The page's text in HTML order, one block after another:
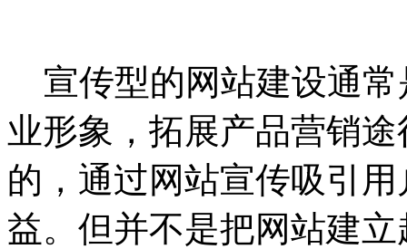
宣传型的网站建设通常
业形象，拓展产品营销
的，通过网站宣传吸引
益。但并不是把网站建